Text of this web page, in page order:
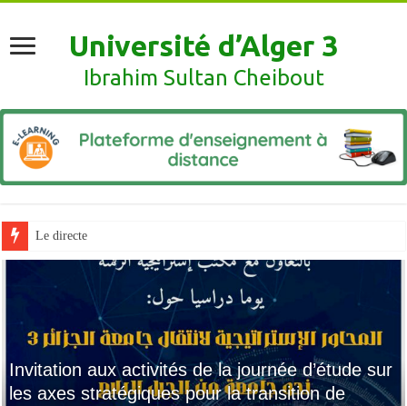
Université d’Alger 3
Ibrahim Sultan Cheibout
Le directeur de l’université reçoit les r
Invitation aux activités de la journée d’étude sur
les axes stratégiques pour la transition de